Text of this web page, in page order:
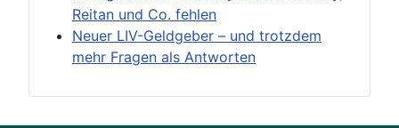
Reitan und Co. fehlen
Neuer LIV-Geldgeber – und trotzdem
mehr Fragen als Antworten